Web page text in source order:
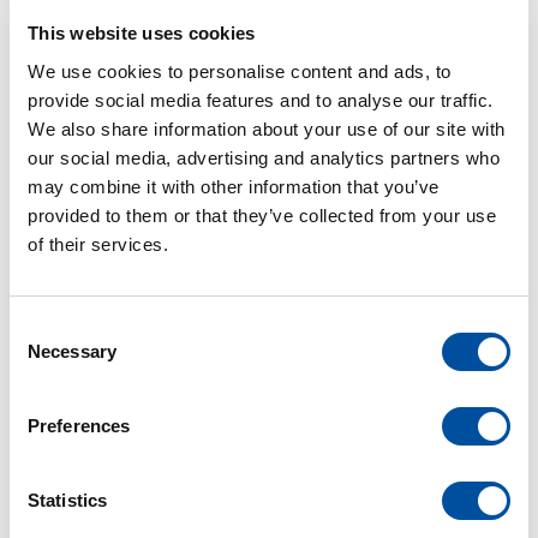
This website uses cookies
We use cookies to personalise content and ads, to
provide social media features and to analyse our traffic.
We also share information about your use of our site with
our social media, advertising and analytics partners who
may combine it with other information that you’ve
provided to them or that they’ve collected from your use
of their services.
Necessary
Preferences
Statistics
READ MORE
SERVICE & COMMISSIONING
ENGINEER YACHTS
electrical marine systems
beautiful luxury yachts at our project location
industry, culture and environment? As a
board work. Read on quickly for more